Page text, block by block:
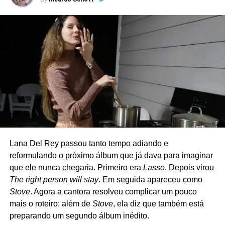
Criado em 2018, o grupo reúne integrantes e
colaboradores do Green Day em apresentações
pequenas, normalmente em clubes da Califórnia. A
formação original contava com Billie Joe Armstrong (voz e
guitarra), Mike Dirnt (baixo e voz), Jason White (guitarra),
Bill Schneider (baixo) e Chris Dugan (bateria) – Mike e
Jason são os únicos que fazem parte também do Green
Day, sendo que Jason atua como músico de turnê. Nos
últimos anos, porém, Dirnt deixou de participar dos
shows, e o The Coverups passou a atuar como quarteto.
O repertório é uma carta de amor ao rock e ao punk.
Clássicos de Ramones, David Bowie, The Clash, Cheap
Trick, Joan Jett, Tom Petty, Misfits, Nirvana, Rolling
Stones e até Strokes costumam aparecer nas
apresentações, que muitas vezes são anunciadas poucas
horas antes de acontecer. Diferentemente de outros
Lana Del Rey passou tanto tempo adiando e
reformulando o próximo álbum que já dava para imaginar
que ele nunca chegaria. Primeiro era Lasso. Depois virou
The right person will stay. Em seguida apareceu como
Stove. Agora a cantora resolveu complicar um pouco
mais o roteiro: além de Stove, ela diz que também está
preparando um segundo álbum inédito.